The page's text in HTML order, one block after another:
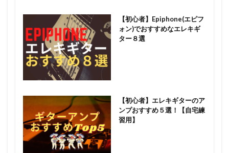
【初心者】Epiphone(エピフ
ォン)でおすすめなエレキギ
ター８選
【初心者】エレキギターのア
ンプおすすめ５選！【自宅練
習用】